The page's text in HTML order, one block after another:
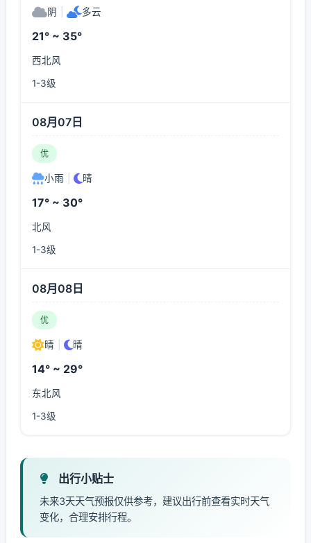
阴 多云
21° ~ 35°
西北风
1-3级
08月07日
优
小雨 晴
17° ~ 30°
北风
1-3级
08月08日
优
晴 晴
14° ~ 29°
东北风
1-3级
出行小贴士
未来3天天气预报仅供参考，建议出行前查看实时天气
变化，合理安排行程。